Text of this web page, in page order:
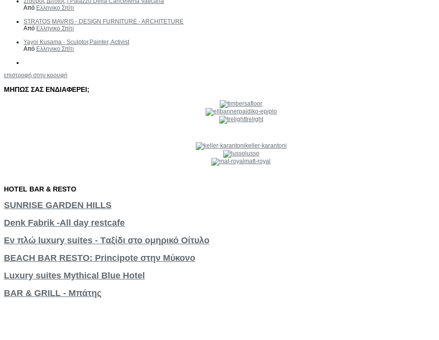
Από Ελληνικο Σπίτι
STRATOS MAVRIS - DESIGN FURNITURE - ARCHITETURE
Από Ελληνικο Σπίτι
Yayoi Kusama - Sculptor,Painter, Activist
Από Ελληνικο Σπίτι
επιστροφή στην κορυφή
ΜΗΠΩΣ ΣΑΣ ΕΝΔΙΑΦΕΡΕΙ;
paidiko-epiplo
trelight
keller-karantoni
lusso
matt-royal
HOTEL BAR & RESTO
SUNRISE GARDEN HILLS
Denk Fabrik -Αll day restcafe
Εν πλώ luxury suites - Tαξίδι στο ομηρικό Οίτυλο
BEACH BAR RESTO: Principote στην Μύκονο
Luxury suites Mythical Blue Hotel
BAR & GRILL - Μπάτης